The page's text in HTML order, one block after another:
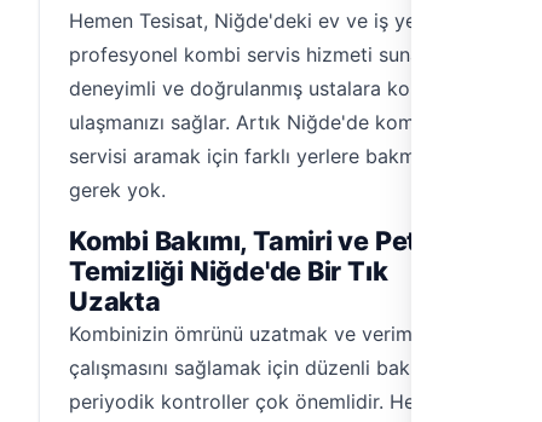
Hemen Tesisat, Niğde'deki ev ve iş yerlerine
profesyonel kombi servis hizmeti sunan,
deneyimli ve doğrulanmış ustalara kolayca
ulaşmanızı sağlar. Artık Niğde'de kombi
servisi aramak için farklı yerlere bakmanıza
gerek yok.
Kombi Bakımı, Tamiri ve Petek
Temizliği Niğde'de Bir Tık
Uzakta
Kombinizin ömrünü uzatmak ve verimli
çalışmasını sağlamak için düzenli bakım ve
periyodik kontroller çok önemlidir. Hemen